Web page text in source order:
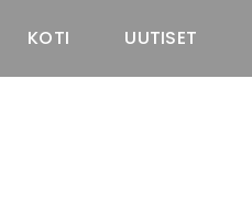
KOTI UUTISET